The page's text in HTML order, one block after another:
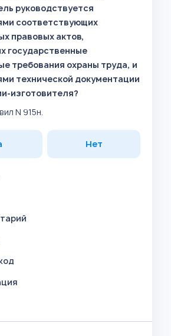
руководствуется
соответствующих
правовых актов,
государственные
требования охраны труда, и
технической документации
изготовителя?
N 915н.
Нет